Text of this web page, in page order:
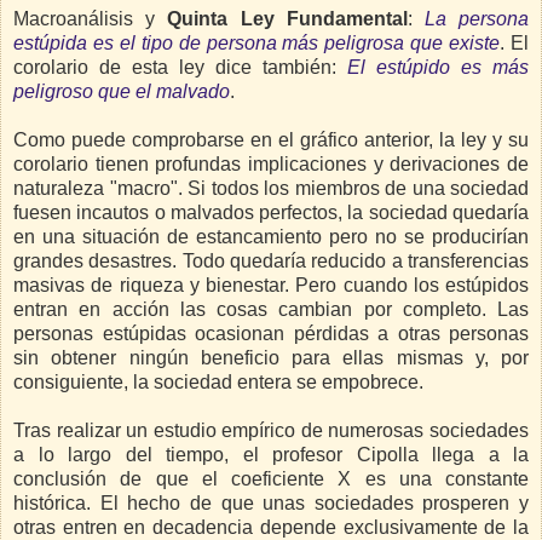
Macroanálisis yQuinta Ley Fundamental : La persona
estúpida es el tipo de persona más peligrosa que existe. El
corolario de esta ley dice también: El estúpido es más
peligroso que el malvado.
Como puede comprobarse en el gráfico anterior, la ley y su
corolario tienen profundas implicaciones y derivaciones de
naturaleza "macro". Si todos los miembros de una sociedad
fuesen incautos o malvados perfectos, la sociedad quedaría
en una situación de estancamiento pero no se producirían
grandes desastres. Todo quedaría reducido a transferencias
masivas de riqueza y bienestar. Pero cuando los estúpidos
entran en acción las cosas cambian por completo. Las
personas estúpidas ocasionan pérdidas a otras personas
sin obtener ningún beneficio para ellas mismas y, por
consiguiente, la sociedad entera se empobrece.
Tras realizar un estudio empírico de numerosas sociedades
a lo largo del tiempo, el profesor Cipolla llega a la
conclusión de que el coeficiente X es una constante
histórica. El hecho de que unas sociedades prosperen y
otras entren en decadencia depende exclusivamente de la